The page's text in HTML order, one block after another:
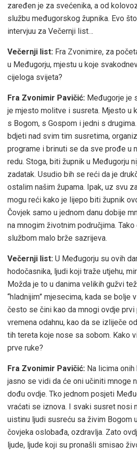
zaređen je za svećenika, a od
službu međugorskog župnika. Evo
intervjuu za Večernji list…
Večernji list: Fra Zvonimire, za
u Međugorju, mjestu u koje
cijeloga svijeta?
Fra Zvonimir Pavičić: Međugorje je
je mjesto molitve i susreta. Mjesto u
s Bogom, s Gospom i jedni s
bdjeti nad svim tim susretima,
programe i brinuti se da sve prođe u
redu. Stoga, biti župnik u Međugorju
zadatak. Usudio bih se reći da je
ostalim našim župama. Ipak, uz svu
mogu reći kako je lijepo biti župnik
Čovjek samo u jednom danu dobije
na mnogim životnim područjima.
službom malo brže sazrijeva.
Večernji list: U Međugorju su ovih
hodočasnika, ljudi koji traže utjehu,
Možda je to u danima velikih gužvi
“hladnijim” mjesecima, kada se bolje
često se čini kao da mnogi ovdje prvi
vremena odahnu, kao da se izliječe
tih tereta koje nose sa sobom. Kako
prve ruke?
Fra Zvonimir Pavičić: Na licima
jasno se vidi da će oni učiniti mnoge
dođu ovdje. Tko jednom posjeti
vraćati se iznova. I svaki susret nosi
uistinu ljudi susreću sa živim Bogom
čovjeka oslobađa, ozdravlja. Zato
ljude, ljude koji su pronašli smisao